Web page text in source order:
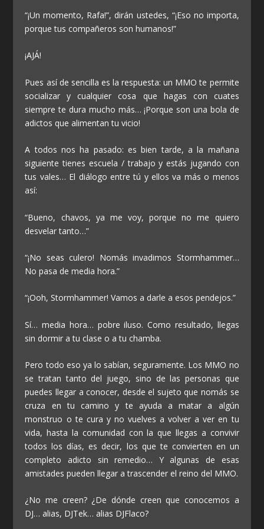
“¡Un momento, Rafa!”, dirán ustedes, “¡Eso no importa,
porque tus compañeros son humanos!”
¡AJÁ!
Pues así de sencilla es la respuesta: un MMO te permite
socializar y cualquier cosa que hagas con cuates
siempre te dura mucho más… ¡Porque son una bola de
adictos que alimentan tu vicio!
A todos nos ha pasado: es bien tarde, a la mañana
siguiente tienes escuela / trabajo y estás jugando con
tus vales… El diálogo entre tú y ellos va más o menos
así:
“Bueno, chavos, ya me voy, porque no me quiero
desvelar tanto…”
“¡No seas culero! Nomás invadimos Stormhammer…
No pasa de media hora.”
“¡Ooh, Stormhammer! Vamos a darle a esos pendejos.”
Sí… media hora… pobre iluso. Como resultado, llegas
sin dormir a tu clase o a tu chamba.
Pero todo eso ya lo sabían, seguramente. Los MMO no
se tratan tanto del juego, sino de las personas que
puedes llegar a conocer, desde el sujeto que nomás se
cruza en tu camino y te ayuda a matar a algún
monstruo o te cura y no vuelves a volver a ver en tu
vida, hasta la comunidad con la que llegas a convivir
todos los días, es decir, los que te convierten en un
completo adicto sin remedio… Y algunas de esas
amistades pueden llegar a trascender el reino del MMO.
¿No me creen? ¿De dónde creen que conocemos a
DJ… alias, DJTek… alias DJFlaco?